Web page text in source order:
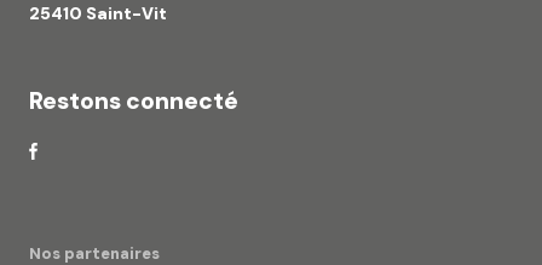
25410 Saint-Vit
Restons connecté
Nos partenaires